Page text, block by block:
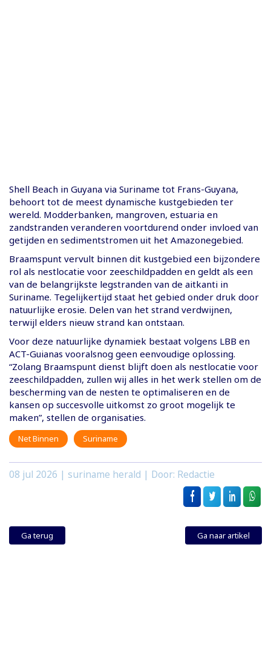
Shell Beach in Guyana via Suriname tot Frans-Guyana,
behoort tot de meest dynamische kustgebieden ter
wereld. Modderbanken, mangroven, estuaria en
zandstranden veranderen voortdurend onder invloed van
getijden en sedimentstromen uit het Amazonegebied.
Braamspunt vervult binnen dit kustgebied een bijzondere
rol als nestlocatie voor zeeschildpadden en geldt als een
van de belangrijkste legstranden van de aitkanti in
Suriname. Tegelijkertijd staat het gebied onder druk door
natuurlijke erosie. Delen van het strand verdwijnen,
terwijl elders nieuw strand kan ontstaan.
Voor deze natuurlijke dynamiek bestaat volgens LBB en
ACT-Guianas vooralsnog geen eenvoudige oplossing.
“Zolang Braamspunt dienst blijft doen als nestlocatie voor
zeeschildpadden, zullen wij alles in het werk stellen om de
bescherming van de nesten te optimaliseren en de
kansen op succesvolle uitkomst zo groot mogelijk te
maken”, stellen de organisaties.
Net Binnen Suriname
08 jul 2026 | suriname herald | Door: Redactie
Ga terug Ga naar artikel